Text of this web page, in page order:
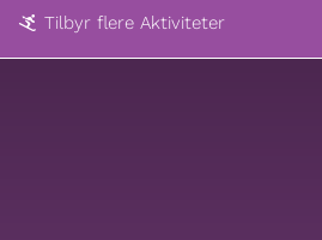
Tilbyr flere Aktiviteter